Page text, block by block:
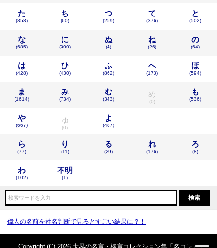
た
(858)
ち
(60)
つ
(259)
て
(376)
と
(502)
な
(685)
に
(300)
ぬ
(4)
ね
(26)
の
(64)
は
(428)
ひ
(430)
ふ
(862)
へ
(173)
ほ
(594)
ま
(1614)
み
(734)
む
(343)
め
(0)
も
(536)
や
(667)
ゆ
(0)
よ
(487)
ら
(77)
り
(11)
る
(29)
れ
(176)
ろ
(8)
わ
(102)
不明
(1)
偉人の名前を姓名判断で見るとすごい結果に？！
Copyright (C) 2026 世界の名言・格言コレクション集「名コレ」